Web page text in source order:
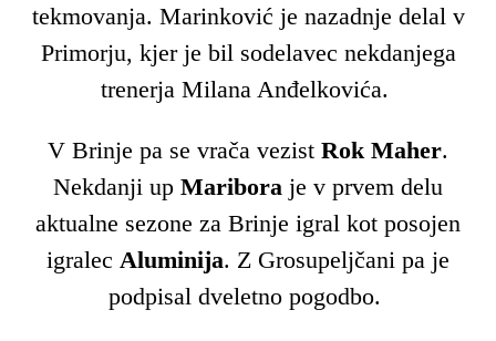
tekmovanja. Marinković je nazadnje delal v
Primorju, kjer je bil sodelavec nekdanjega
trenerja Milana Anđelkovića.
V Brinje pa se vrača vezist Rok Maher.
Nekdanji up Maribora je v prvem delu
aktualne sezone za Brinje igral kot posojen
igralec Aluminija. Z Grosupeljčani pa je
podpisal dveletno pogodbo.